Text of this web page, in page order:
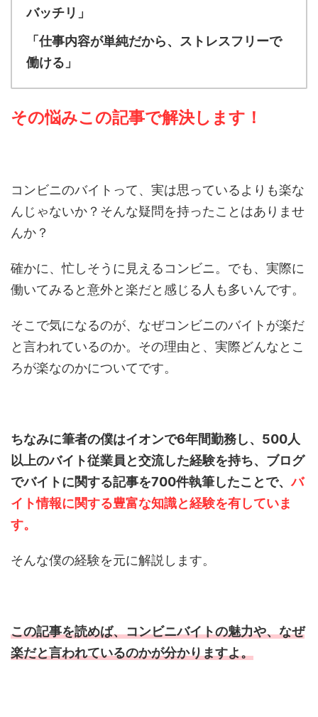
バッチリ」
「仕事内容が単純だから、ストレスフリーで
働ける」
その悩みこの記事で解決します！
コンビニのバイトって、実は思っているよりも楽な
んじゃないか？そんな疑問を持ったことはありませ
んか？
確かに、忙しそうに見えるコンビニ。でも、実際に
働いてみると意外と楽だと感じる人も多いんです。
そこで気になるのが、なぜコンビニのバイトが楽だ
と言われているのか。その理由と、実際どんなとこ
ろが楽なのかについてです。
ちなみに筆者の僕はイオンで6年間勤務し、500人
以上のバイト従業員と交流した経験を持ち、ブログ
でバイトに関する記事を700件執筆したことで、バ
イト情報に関する豊富な知識と経験を有していま
す。
そんな僕の経験を元に解説します。
この記事を読めば、コンビニバイトの魅力や、なぜ
楽だと言われているのかが分かりますよ。